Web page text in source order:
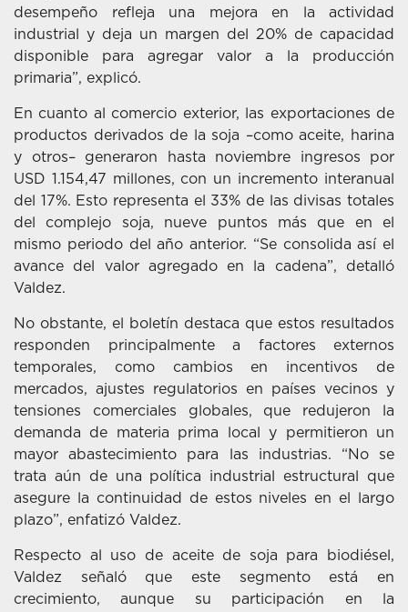
desempeño refleja una mejora en la actividad
industrial y deja un margen del 20% de capacidad
disponible para agregar valor a la producción
primaria”, explicó.
En cuanto al comercio exterior, las exportaciones de
productos derivados de la soja –como aceite, harina
y otros– generaron hasta noviembre ingresos por
USD 1.154,47 millones, con un incremento interanual
del 17%. Esto representa el 33% de las divisas totales
del complejo soja, nueve puntos más que en el
mismo periodo del año anterior. “Se consolida así el
avance del valor agregado en la cadena”, detalló
Valdez.
No obstante, el boletín destaca que estos resultados
responden principalmente a factores externos
temporales, como cambios en incentivos de
mercados, ajustes regulatorios en países vecinos y
tensiones comerciales globales, que redujeron la
demanda de materia prima local y permitieron un
mayor abastecimiento para las industrias. “No se
trata aún de una política industrial estructural que
asegure la continuidad de estos niveles en el largo
plazo”, enfatizó Valdez.
Respecto al uso de aceite de soja para biodiésel,
Valdez señaló que este segmento está en
crecimiento, aunque su participación en la